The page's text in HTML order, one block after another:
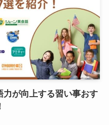
が向上する習い事おす